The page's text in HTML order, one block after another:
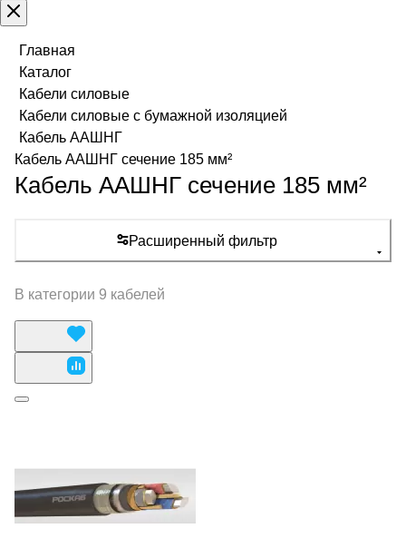
Главная
Каталог
Кабели силовые
Кабели силовые с бумажной изоляцией
Кабель ААШНГ
Кабель ААШНГ сечение 185 мм²
Кабель ААШНГ сечение 185 мм²
Расширенный фильтр
В категории 9 кабелей